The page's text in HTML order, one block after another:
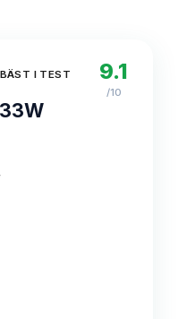
I TEST 9.1
/10